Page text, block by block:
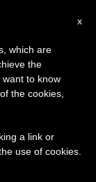
x
which are
the
to know
the cookies,
a link or
use of cookies.